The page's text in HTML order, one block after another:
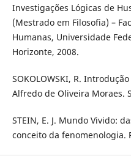
Investigações Lógicas de
(Mestrado em Filosofia) –
Humanas, Universidade
Horizonte, 2008.
SOKOLOWSKI, R.
Alfredo de Oliveira Moraes.
STEIN, E. J. Mundo Vivido:
conceito da fenomenologia.